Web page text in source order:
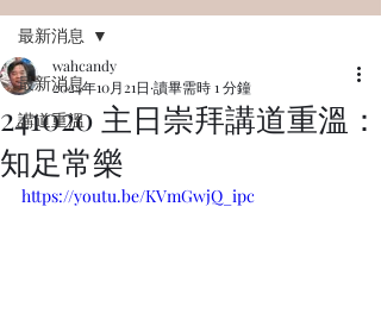
最新消息
講道重溫
最新消息
241020 主日崇拜講道重溫：
知足常樂
wahcandy
2024年10月21日 讀畢需時 1 分鐘
https://youtu.be/KVmGwjQ_ipc